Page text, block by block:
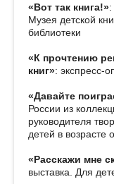
«Вот так книга!»:
Музея детской
библиотеки
«К прочтению
книг»: экспресс-
«Давайте
России из
руководителя
детей в возрасте
«Расскажи мне
выставка. Для